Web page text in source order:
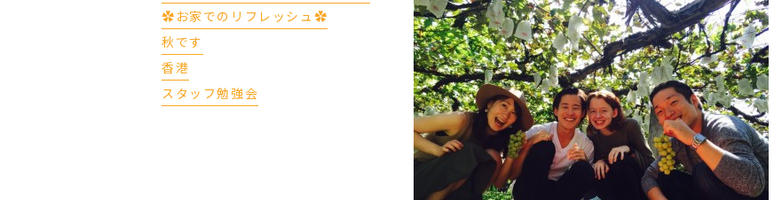
✿お家でのリフレッシュ✿
秋です
香港
スタッフ勉強会